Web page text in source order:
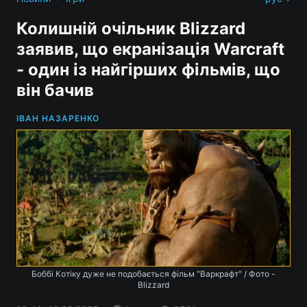
Колишній очільник Blizzard
заявив, що екранізація Warcraft
- один із найгірших фільмів, що
він бачив
ІВАН НАЗАРЕНКО
Боббі Котіку дуже не подобається фільм "Варкрафт" / Фото -
Blizzard